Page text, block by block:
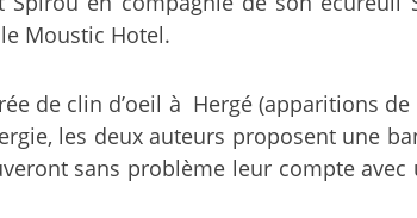
Moustic Hotel.
de clin d’oeil à Hergé (apparitions
les deux auteurs proposent une
sans problème leur compte